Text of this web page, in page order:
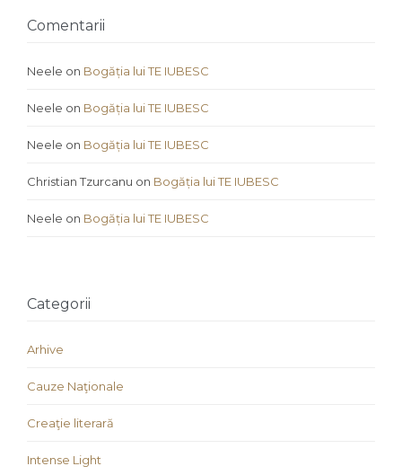
Comentarii
Neele on Bogăția lui TE IUBESC
Neele on Bogăția lui TE IUBESC
Neele on Bogăția lui TE IUBESC
Christian Tzurcanu on Bogăția lui TE IUBESC
Neele on Bogăția lui TE IUBESC
Categorii
Arhive
Cauze Naţionale
Creaţie literară
Intense Light